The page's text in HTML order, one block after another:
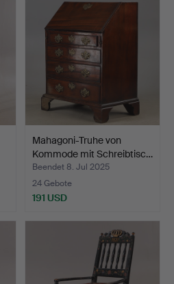
Mahagoni-Truhe von
Kommode mit Schreibtisc…
Beendet 8. Jul 2025
24 Gebote
191 USD